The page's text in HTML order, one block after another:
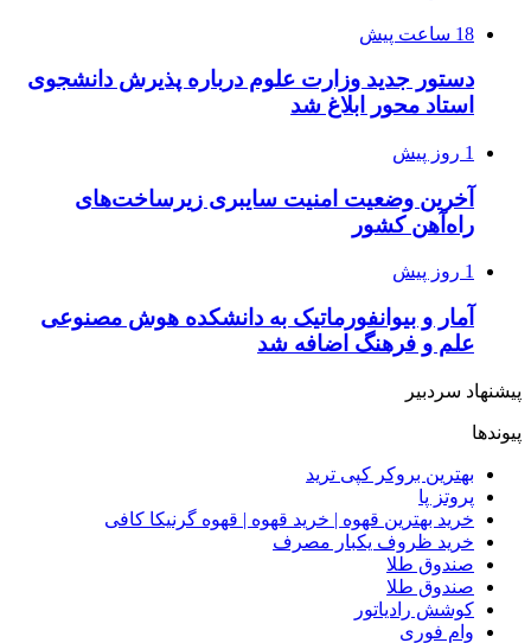
18 ساعت پیش
دستور جدید وزارت علوم درباره پذیرش دانشجوی
استاد محور ابلاغ شد
1 روز پیش
آخرین وضعیت امنیت سایبری زیرساخت‌های
راه‌آهن کشور
1 روز پیش
آمار و بیوانفورماتیک به دانشکده هوش مصنوعی
علم و فرهنگ اضافه شد
پیشنهاد سردبیر
پیوندها
بهترین بروکر کپی ترید
پروتز پا
خرید بهترین قهوه | خرید قهوه | قهوه گرنیکا کافی
خرید ظروف یکبار مصرف
صندوق طلا
صندوق طلا
کوشش رادیاتور
وام فوری